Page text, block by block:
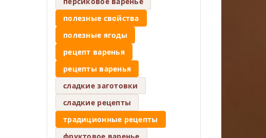
полезные свойства
полезные ягоды
рецепт варенья
рецепты варенья
сладкие заготовки
сладкие рецепты
традиционные рецепты